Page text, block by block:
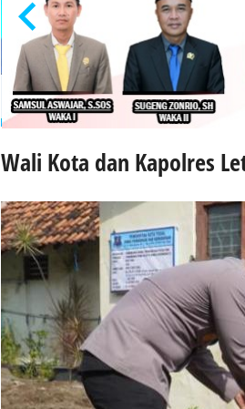
Wali Kota dan Kapolres